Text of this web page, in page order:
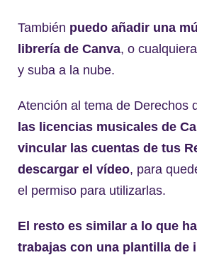
También puedo añadir una
librería de Canva, o
y suba a la nube.
Atención al tema de Derechos
las licencias musicales de
vincular las cuentas de tus
descargar el vídeo, para
el permiso para utilizarlas.
El resto es similar a lo que
trabajas con una plantilla de